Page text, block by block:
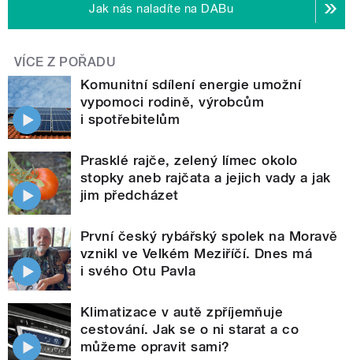
Jak nás naladíte na DABu
VÍCE Z POŘADU
Komunitní sdílení energie umožní
vypomoci rodině, výrobcům
i spotřebitelům
Prasklé rajče, zelený límec okolo
stopky aneb rajčata a jejich vady a jak
jim předcházet
První český rybářský spolek na Moravě
vznikl ve Velkém Meziříčí. Dnes má
i svého Otu Pavla
Klimatizace v autě zpříjemňuje
cestování. Jak se o ni starat a co
můžeme opravit sami?